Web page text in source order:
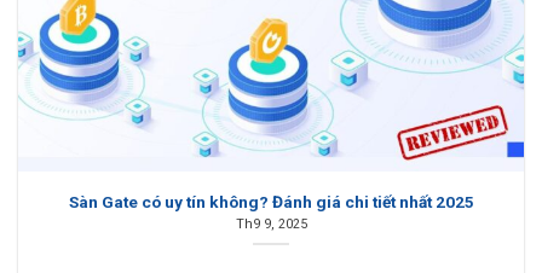
Sàn Gate có uy tín không? Đánh giá chi tiết nhất 2025
Th9 9, 2025